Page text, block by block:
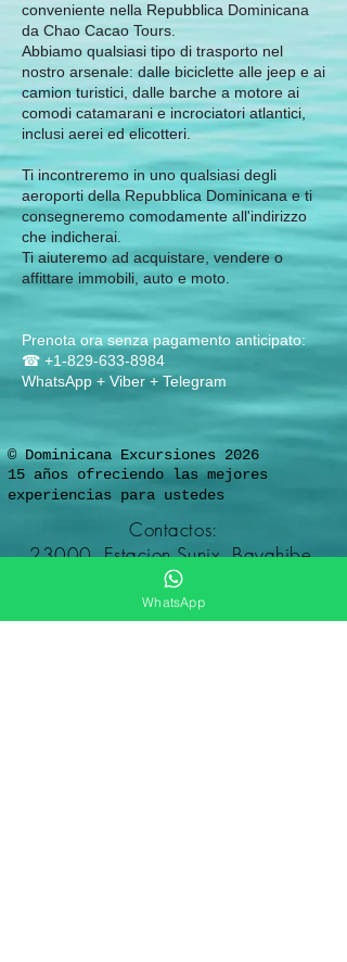
conveniente nella Repubblica Dominicana
da Chao Cacao Tours.
Abbiamo qualsiasi tipo di trasporto nel
nostro arsenale: dalle biciclette alle jeep e ai
camion turistici, dalle barche a motore ai
comodi catamarani e incrociatori atlantici,
inclusi aerei ed elicotteri.
Ti incontreremo in uno qualsiasi degli
aeroporti della Repubblica Dominicana e ti
consegneremo comodamente all'indirizzo
che indicherai.
Ti aiuteremo ad acquistare, vendere o
affittare immobili, auto e moto.
Prenota ora senza pagamento anticipato:
☎ +1-829-633-8984
WhatsApp + Viber + Telegram
© Dominicana Excursiones 2026
15 años ofreciendo las mejores
experiencias para ustedes
Contactos:
23000, Estacion Sunix, Bayahibe,
República Dominicana
WhatsApp